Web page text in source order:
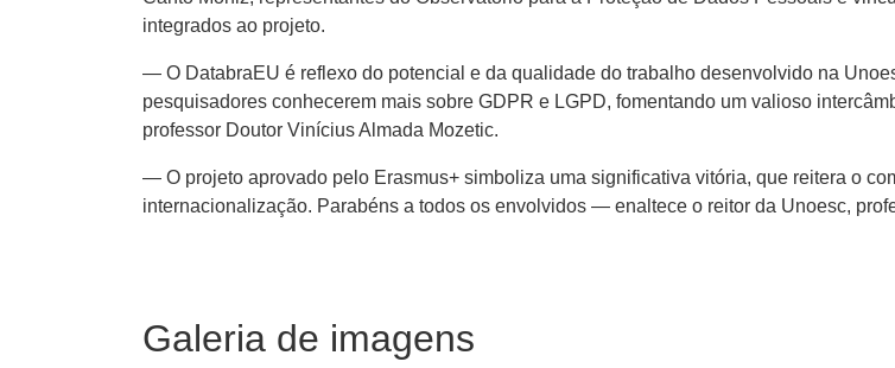
integrados ao projeto.
— O DatabraEU é reflexo do potencial e da qualidade do trabalho desenvolvido na
pesquisadores conhecerem mais sobre GDPR e LGPD, fomentando um valioso
professor Doutor Vinícius Almada Mozetic.
— O projeto aprovado pelo Erasmus+ simboliza uma significativa vitória, que reitera o
internacionalização. Parabéns a todos os envolvidos — enaltece o reitor da Unoesc,
Galeria de imagens